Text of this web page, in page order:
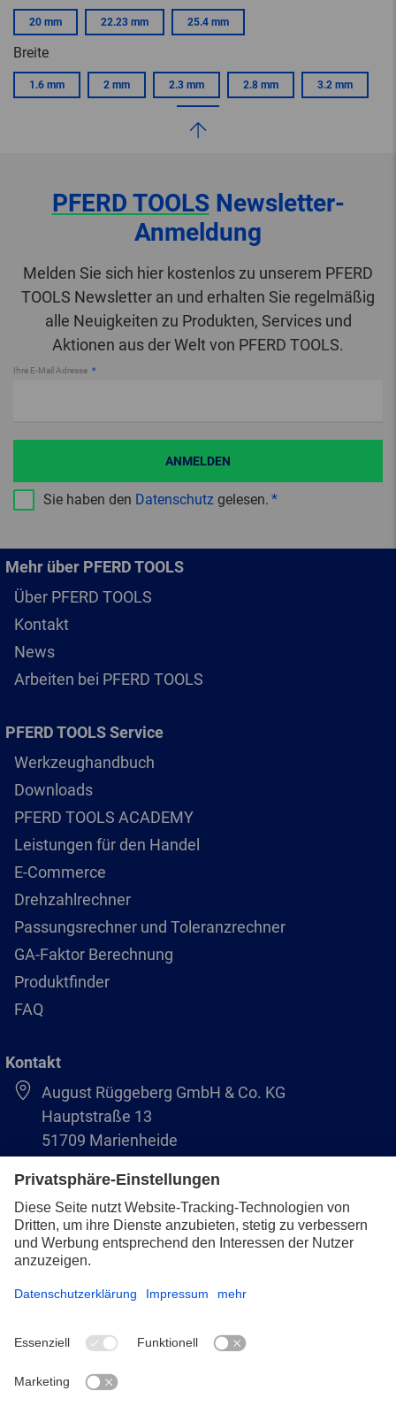
20 mm 22.23 mm 25.4 mm
Breite
1.6 mm 2 mm 2.3 mm 2.8 mm 3.2 mm
PFERD TOOLSNewsletter-
Anmeldung
Melden Sie sich hier kostenlos zu unserem PFERD
TOOLS Newsletter an und erhalten Sie regelmäßig
alle Neuigkeiten zu Produkten, Services und
Aktionen aus der Welt von PFERD TOOLS.
Ihre E-Mail Adresse
Sie haben den Datenschutz gelesen.
ANMELDEN
Mehr über PFERD TOOLS
Über PFERD TOOLS
Kontakt
News
Arbeiten bei PFERD TOOLS
PFERD TOOLS Service
Werkzeughandbuch
Downloads
PFERD TOOLS ACADEMY
Leistungen für den Handel
E-Commerce
Drehzahlrechner
Passungsrechner und Toleranzrechner
GA-Faktor Berechnung
Produktfinder
FAQ
Kontakt
August Rüggeberg GmbH & Co. KG
Hauptstraße 13
51709 Marienheide
+49 2264 9-0
info@pferd.com
+49 2264 9-400
Datenschutz
AVB